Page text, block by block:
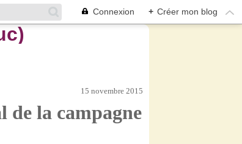
Connexion + Créer mon blog
15 novembre 2015
de la campagne